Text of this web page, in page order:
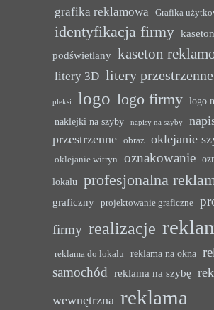
grafika reklamowa Grafika
identyfikacja firmy kaseton
podświetlany kaseton
litery 3D litery przestrzenne
pleksi logo logo firmy logo
naklejki na szyby
napisy na szyby
przestrzenne
obraz oklejanie
oklejanie witryn oznakowanie
lokalu profesjonalna
graficzny
projektowanie graficzne
firmy realizacje
reklama do lokalu reklama na okna
samochód reklama na szybę
wewnętrzna reklama